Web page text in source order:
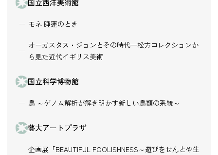
国立西洋美術館
モネ 睡蓮のとき
オーガスタス・ジョンとその時代—松方コレクションか
ら見た近代イギリス美術
国立科学博物館
鳥 ～ゲノム解析が解き明かす新しい鳥類の系統～
藝大アートプラザ
企画展「BEAUTIFUL FOOLISHNESS～遊びをせんとや生